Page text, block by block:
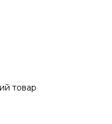
товар